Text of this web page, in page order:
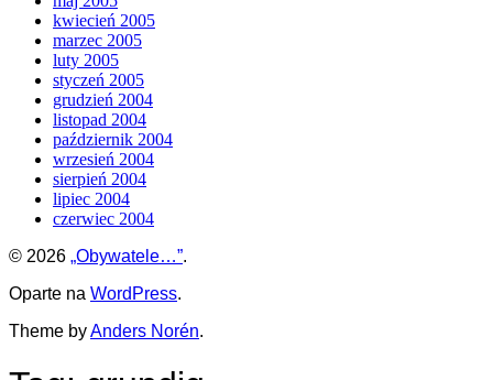
kwiecień 2005
marzec 2005
luty 2005
styczeń 2005
grudzień 2004
listopad 2004
październik 2004
wrzesień 2004
sierpień 2004
lipiec 2004
czerwiec 2004
© 2026 „Obywatele…”.
Oparte na WordPress.
Theme byAnders Norén.